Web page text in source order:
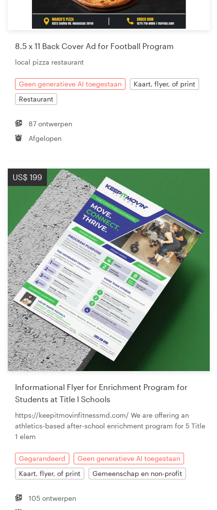
8.5 x 11 Back Cover Ad for Football Program
local pizza restaurant
Geen generatieve AI toegestaan
Kaart, flyer, of print
Restaurant
87 ontwerpen
Afgelopen
US$ 199
Informational Flyer for Enrichment Program for
Students at Title I Schools
https://keepitmovinfitnessmd.com/ We are offering an
athletics-based after-school enrichment program for 5 Title
1 elem
Gegarandeerd
Geen generatieve AI toegestaan
Kaart, flyer, of print
Gemeenschap en non-profit
105 ontwerpen
Bronnen
Prijzen
Word een designer
Blog